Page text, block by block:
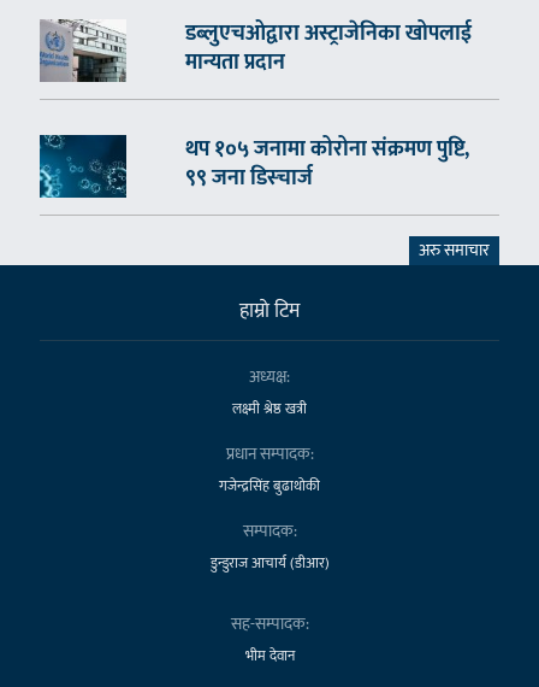
डब्लुएचओद्वारा अस्ट्राजेनिका खोपलाई
मान्यता प्रदान
थप १०५ जनामा कोरोना संक्रमण पुष्टि,
९९ जना डिस्चार्ज
अरु समाचार
हाम्राे टिम
अध्यक्ष:
लक्ष्मी श्रेष्ठ खत्री
प्रधान सम्पादक:
गजेन्द्रसिंह बुढाथोकी
सम्पादक:
डुन्डुराज आचार्य (डीआर)
सह-सम्पादक:
भीम देवान